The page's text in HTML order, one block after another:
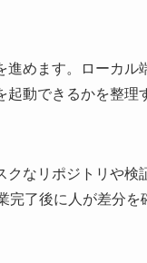
めます。ローカル
起動できるかを整理
なリポジトリや検
完了後に人が差分を